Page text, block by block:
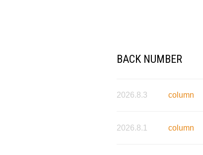
BACK NUMBER
2026.8.3 column
2026.8.1 column